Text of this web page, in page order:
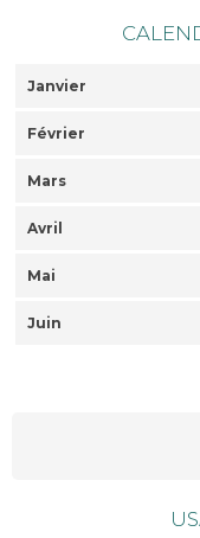
Janvier
Février
Mars
Avril
Mai
Juin